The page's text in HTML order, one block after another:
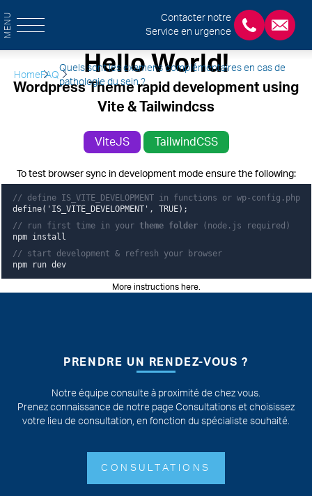
MENU
Contacter notre
Service en urgence
+3243554120
Home FAQ
Quels sont les examens complémentaires en cas de
pathologie du sein ?
Hello World!
Wordpress Theme rapid development using
Vite & Tailwindcss
ViteJS TailwindCSS
To test browser sync in development mode ensure the following:
// define IS_VITE_DEVELOPMENT in functions or wp-config.php
define('IS_VITE_DEVELOPMENT', TRUE);
// run first time in your theme folder(node.js required)
npm install
// start development & refresh your browser
npm run dev
More instructions here.
PRENDRE UN RENDEZ-VOUS ?
Notre équipe consulte à proximité de chez vous.
Prenez connaissance de notre page Consultations et choisissez
votre lieu de consultation, en fonction du spécialiste souhaité.
CONSULTATIONS